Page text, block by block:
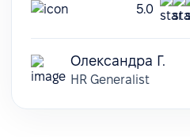
5.0
Олександра Г.
HR Generalist